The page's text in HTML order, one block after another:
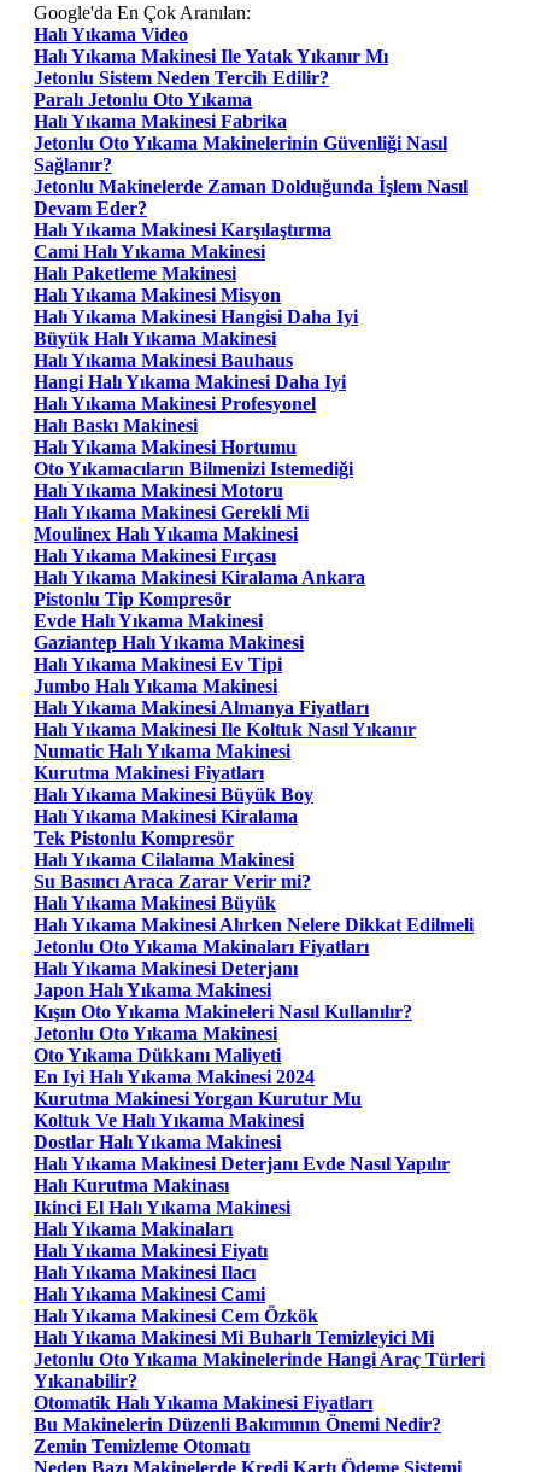
Google'da En Çok Aranılan:
Halı Yıkama Video
Halı Yıkama Makinesi Ile Yatak Yıkanır Mı
Jetonlu Sistem Neden Tercih Edilir?
Paralı Jetonlu Oto Yıkama
Halı Yıkama Makinesi Fabrika
Jetonlu Oto Yıkama Makinelerinin Güvenliği Nasıl
Sağlanır?
Jetonlu Makinelerde Zaman Dolduğunda İşlem Nasıl
Devam Eder?
Halı Yıkama Makinesi Karşılaştırma
Cami Halı Yıkama Makinesi
Halı Paketleme Makinesi
Halı Yıkama Makinesi Misyon
Halı Yıkama Makinesi Hangisi Daha Iyi
Büyük Halı Yıkama Makinesi
Halı Yıkama Makinesi Bauhaus
Hangi Halı Yıkama Makinesi Daha Iyi
Halı Yıkama Makinesi Profesyonel
Halı Baskı Makinesi
Halı Yıkama Makinesi Hortumu
Oto Yıkamacıların Bilmenizi Istemediği
Halı Yıkama Makinesi Motoru
Halı Yıkama Makinesi Gerekli Mi
Moulinex Halı Yıkama Makinesi
Halı Yıkama Makinesi Fırçası
Halı Yıkama Makinesi Kiralama Ankara
Pistonlu Tip Kompresör
Evde Halı Yıkama Makinesi
Gaziantep Halı Yıkama Makinesi
Halı Yıkama Makinesi Ev Tipi
Jumbo Halı Yıkama Makinesi
Halı Yıkama Makinesi Almanya Fiyatları
Halı Yıkama Makinesi Ile Koltuk Nasıl Yıkanır
Numatic Halı Yıkama Makinesi
Kurutma Makinesi Fiyatları
Halı Yıkama Makinesi Büyük Boy
Halı Yıkama Makinesi Kiralama
Tek Pistonlu Kompresör
Halı Yıkama Cilalama Makinesi
Su Basıncı Araca Zarar Verir mi?
Halı Yıkama Makinesi Büyük
Halı Yıkama Makinesi Alırken Nelere Dikkat Edilmeli
Jetonlu Oto Yıkama Makinaları Fiyatları
Halı Yıkama Makinesi Deterjanı
Japon Halı Yıkama Makinesi
Kışın Oto Yıkama Makineleri Nasıl Kullanılır?
Jetonlu Oto Yıkama Makinesi
Oto Yıkama Dükkanı Maliyeti
En Iyi Halı Yıkama Makinesi 2024
Kurutma Makinesi Yorgan Kurutur Mu
Koltuk Ve Halı Yıkama Makinesi
Dostlar Halı Yıkama Makinesi
Halı Yıkama Makinesi Deterjanı Evde Nasıl Yapılır
Halı Kurutma Makinası
Ikinci El Halı Yıkama Makinesi
Halı Yıkama Makinaları
Halı Yıkama Makinesi Fiyatı
Halı Yıkama Makinesi Ilacı
Halı Yıkama Makinesi Cami
Halı Yıkama Makinesi Cem Özkök
Halı Yıkama Makinesi Mi Buharlı Temizleyici Mi
Jetonlu Oto Yıkama Makinelerinde Hangi Araç Türleri
Yıkanabilir?
Otomatik Halı Yıkama Makinesi Fiyatları
Bu Makinelerin Düzenli Bakımının Önemi Nedir?
Zemin Temizleme Otomatı
Neden Bazı Makinelerde Kredi Kartı Ödeme Sistemi